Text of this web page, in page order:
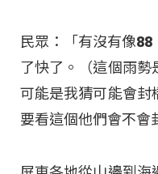
民眾：「有沒有像
了快了。（這個雨勢
可能是我猜可能會封
要看這個他們會不會